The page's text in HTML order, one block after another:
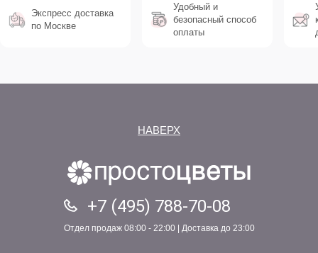
Экспресс доставка
по Москве
Удобный и
безопасный способ
оплаты
НАВЕРХ
+7 (495) 788-70-08
Отдел продаж 08:00 - 22:00 | Доставка до 23:00